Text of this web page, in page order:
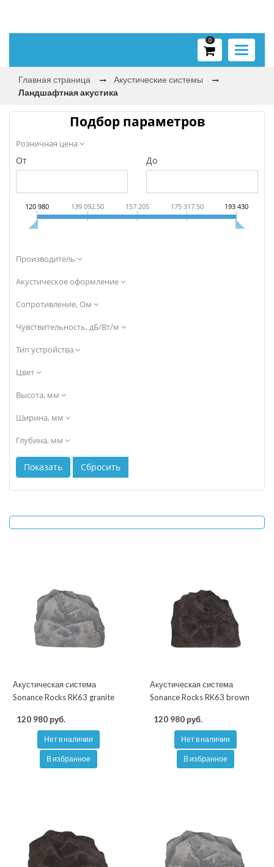
Toggle
0
Главная страница
Акустические системы
Ландшафтная акустика
Подбор параметров
Розничная цена
От До
120 980 139 092.50 157 205 175 317.50 193 430
Производитель
Акустическое оформление
Сопротивление, Ом
Чувствительность, дБ/Вт/м
Тип устройства
Цвет
Высота, мм
Ширина, мм
Глубина, мм
Акустическая система
Sonance Rocks RK63 granite
120 980 руб.
Нет в наличии
В избранное
Акустическая система
Sonance Rocks RK63 brown
120 980 руб.
Нет в наличии
В избранное